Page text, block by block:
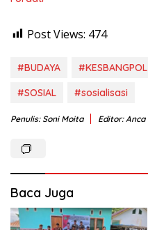
Post Views: 474
#BUDAYA #KESBANGPOL
#SOSIAL
#sosialisasi
Penulis: Soni Moita Editor: Anca
Baca Juga